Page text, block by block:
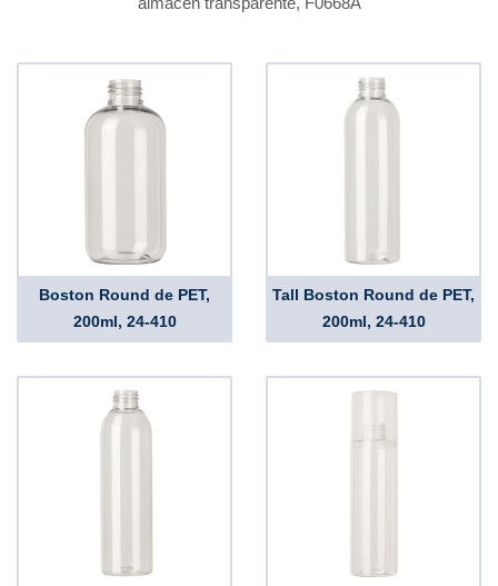
Boston Round de PET,
200ml, 24-410
Tall Boston Round de PET,
200ml, 24-410